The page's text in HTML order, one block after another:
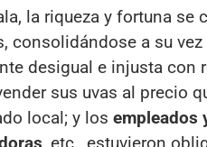
la riqueza y fortuna
consolidándose a su
desigual e injusta
sus uvas al precio
local; y los empleados